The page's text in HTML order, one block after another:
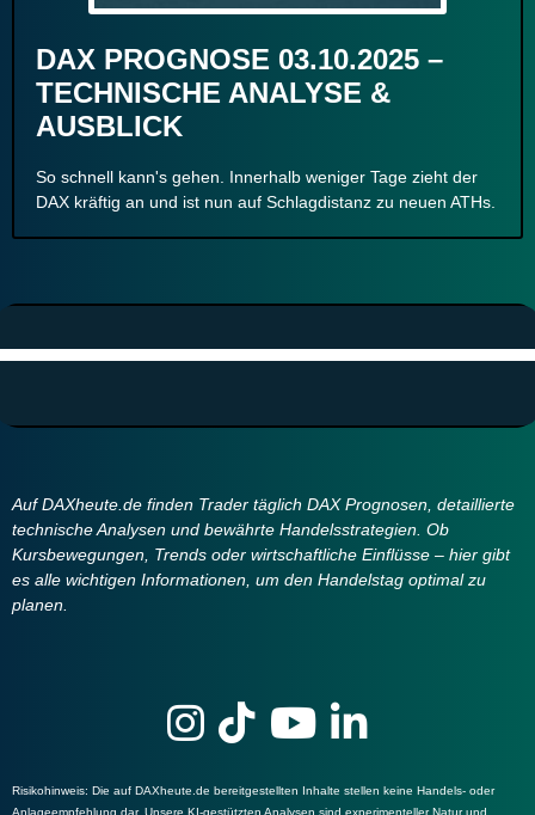
DAX PROGNOSE 03.10.2025 –
TECHNISCHE ANALYSE &
AUSBLICK
So schnell kann's gehen. Innerhalb weniger Tage zieht der
DAX kräftig an und ist nun auf Schlagdistanz zu neuen ATHs.
Auf DAXheute.de finden Trader täglich DAX Prognosen, detaillierte
technische Analysen und bewährte Handelsstrategien. Ob
Kursbewegungen, Trends oder wirtschaftliche Einflüsse – hier gibt
es alle wichtigen Informationen, um den Handelstag optimal zu
planen.
Risikohinweis: Die auf DAXheute.de bereitgestellten Inhalte stellen keine Handels- oder